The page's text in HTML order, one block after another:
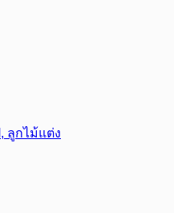
ลูกไม้แต่ง